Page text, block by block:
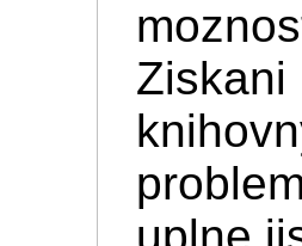
Ziskani
uplne